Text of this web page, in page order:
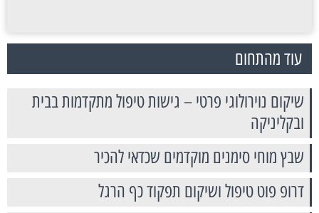
עוד מהתחום
שיקום נוירולוגי פרטי – גישות טיפול מתקדמות בבית
ובקליניקה
שבץ מוחי סימנים מוקדמים שכדאי להכיר
דרופ פוט טיפול ושיקום תפקוד כף הרגל